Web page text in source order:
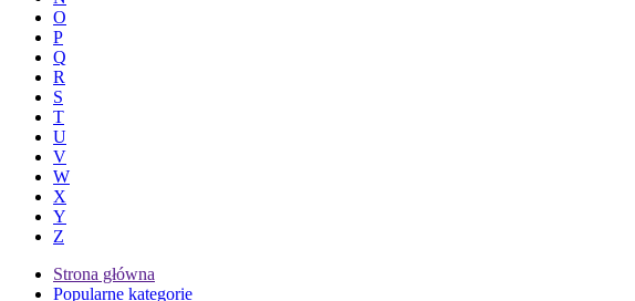
O
P
Q
R
S
T
U
V
W
X
Y
Z
Strona główna
Popularne kategorie